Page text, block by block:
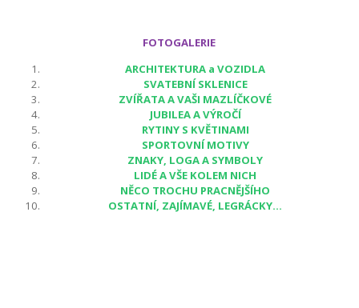
FOTOGALERIE
ARCHITEKTURA a VOZIDLA
SVATEBNÍ SKLENICE
ZVÍŘATA A VAŠI MAZLÍČKOVÉ
JUBILEA A VÝROČÍ
RYTINY S KVĚTINAMI
SPORTOVNÍ MOTIVY
ZNAKY, LOGA A SYMBOLY
LIDÉ A VŠE KOLEM NICH
NĚCO TROCHU PRACNĚJŠÍHO
OSTATNÍ, ZAJÍMAVÉ, LEGRÁCKY...